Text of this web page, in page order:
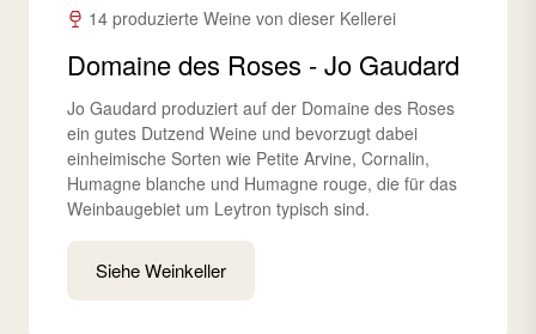
14 produzierte Weine von dieser Kellerei
Domaine des Roses - Jo Gaudard
Jo Gaudard produziert auf der Domaine des Roses
ein gutes Dutzend Weine und bevorzugt dabei
einheimische Sorten wie Petite Arvine, Cornalin,
Humagne blanche und Humagne rouge, die für das
Weinbaugebiet um Leytron typisch sind.
Siehe Weinkeller